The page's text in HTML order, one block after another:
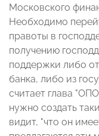
Московского
Необходимо
правоты в
получению
поддержки либо
банка, либо из
считает глава
нужно создать
видит, "что он